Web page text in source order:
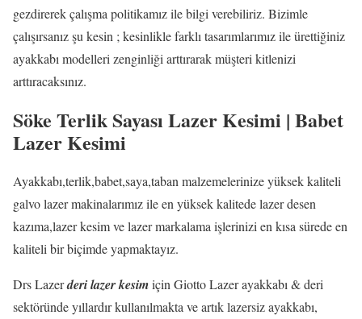
gezdirerek çalışma politikamız ile bilgi verebiliriz. Bizimle
çalışırsanız şu kesin ; kesinlikle farklı tasarımlarımız ile ürettiğiniz
ayakkabı modelleri zenginliği arttırarak müşteri kitlenizi
arttıracaksınız.
Söke Terlik Sayası Lazer Kesimi | Babet
Lazer Kesimi
Ayakkabı,terlik,babet,saya,taban malzemelerinize yüksek kaliteli
galvo lazer makinalarımız ile en yüksek kalitede lazer desen
kazıma,lazer kesim ve lazer markalama işlerinizi en kısa sürede en
kaliteli bir biçimde yapmaktayız.
Drs Lazerderi lazer kesimiçin Giotto Lazer ayakkabı & deri
sektöründe yıllardır kullanılmakta ve artık lazersiz ayakkabı,